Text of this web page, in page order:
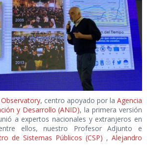
, centro apoyado por la Agencia
y Desarrollo (ANID), la primera versión
a expertos nacionales y extranjeros en
ellos, nuestro Profesor Adjunto e
de Sistemas Públicos (CSP) , Alejandro